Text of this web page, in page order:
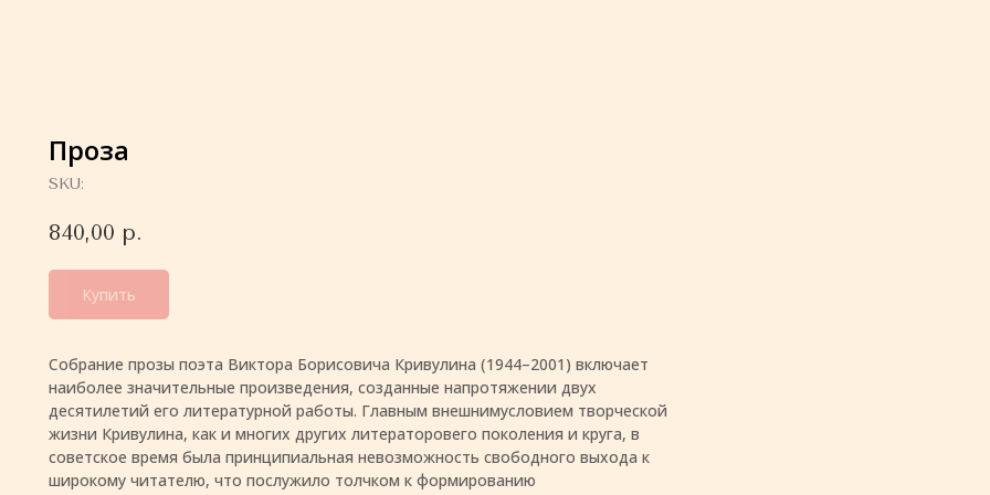
Проза
SKU:
840,00 р.
Купить
Собрание прозы поэта Виктора Борисовича Кривулина (1944–2001) включает
наиболее значительные произведения, созданные напротяжении двух
десятилетий его литературной работы. Главным внешнимусловием творческой
жизни Кривулина, как и многих других литераторовего поколения и круга, в
советское время была принципиальная невозможность свободного выхода к
широкому читателю, что послужило толчком к формированию